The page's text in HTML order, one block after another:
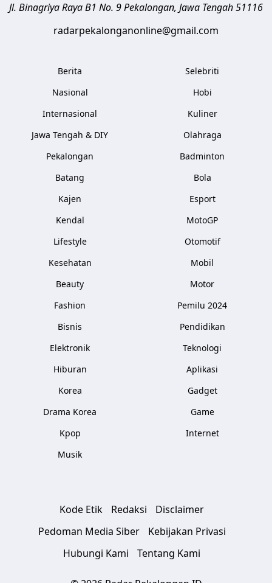
Jl. Binagriya Raya B1 No. 9Pekalongan, Jawa Tengah51116
radarpekalonganonline@gmail.com
Berita
Nasional
Internasional
Jawa Tengah & DIY
Pekalongan
Batang
Kajen
Kendal
Lifestyle
Kesehatan
Beauty
Fashion
Bisnis
Elektronik
Hiburan
Korea
Drama Korea
Kpop
Musik
Selebriti
Hobi
Kuliner
Olahraga
Badminton
Bola
Esport
MotoGP
Otomotif
Mobil
Motor
Pemilu 2024
Pendidikan
Teknologi
Aplikasi
Gadget
Game
Internet
Kode Etik Redaksi
Disclaimer
Pedoman Media Siber
Kebijakan Privasi
Hubungi Kami
Tentang Kami